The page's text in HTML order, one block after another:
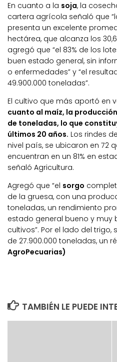
En cuanto a la soja, la
cartera agrícola señaló que
presenta un excelente
hectárea, que alcanza los
agregó que “el 83% de los
buen estado general, sin
o enfermedades” y “el
49.900.000 toneladas”.
El cultivo que más aportó en
cuanto al maíz, la
de toneladas, lo que
últimos 20 años. Los rindes
nivel país, se ubicaron en 72
encuentran en un 81% en
señaló Agricultura.
Agregó que “el sorgo
de la gruesa, con una
toneladas, un rendimiento
estado general bueno y muy
cultivos”. Por el lado del
de 27.900.000 toneladas, un
AgroPecuarias)
TAMBIÉN LE PUEDE